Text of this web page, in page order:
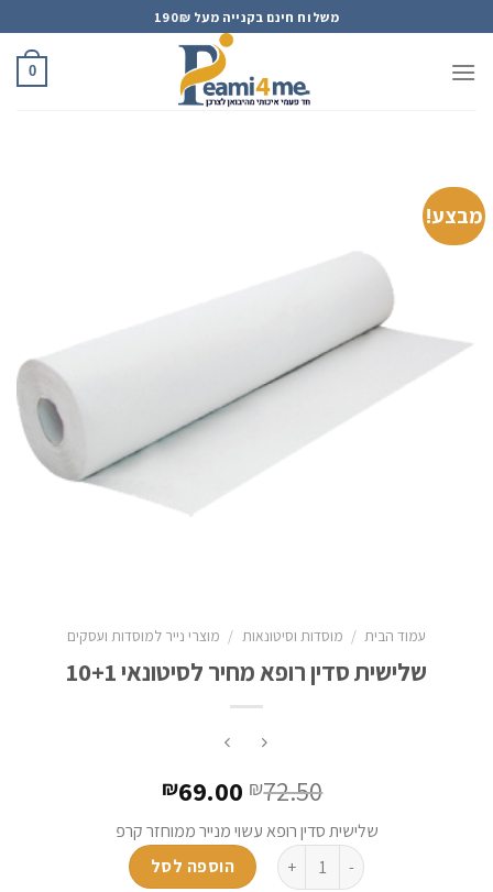
to
content
משלוח חינם בקנייה מעל 190₪
0
מבצע!
עמוד הבית / מוסדות וסיטונאות / מוצרי נייר למוסדות ועסקים
שלישית סדין רופא מחיר לסיטונאי 10+1
₪72.50
₪69.00
שלישית סדין רופא עשוי מנייר ממוחזר קרפ
כמות של שלישית סדין רופא מחיר לסיטונאי 10+1
הוספה לסל